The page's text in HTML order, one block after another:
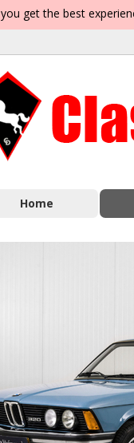
get the best
Home